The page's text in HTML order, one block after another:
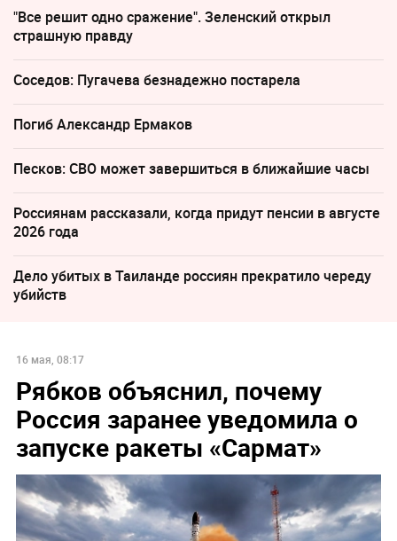
"Все решит одно сражение". Зеленский открыл
страшную правду
Соседов: Пугачева безнадежно постарела
Погиб Александр Ермаков
Песков: СВО может завершиться в ближайшие часы
Россиянам рассказали, когда придут пенсии в августе
2026 года
Дело убитых в Таиланде россиян прекратило череду
убийств
16 мая, 08:17
Рябков объяснил, почему
Россия заранее уведомила о
запуске ракеты «Сармат»